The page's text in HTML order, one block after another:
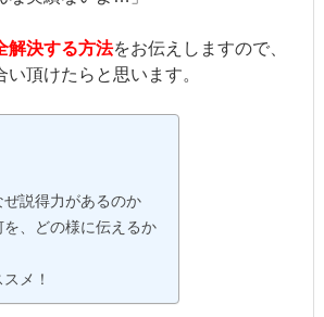
解決する方法をお伝えしますので、
頂けたらと思います。
説得力があるのか
、どの様に伝えるか
メ！